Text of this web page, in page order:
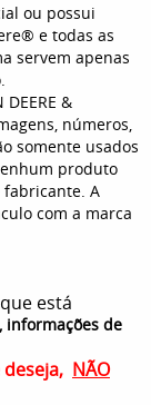
ou possui
e todas as
servem apenas
&
números,
somente usados
produto
fabricante. A
com a marca
está
informações de
NÃO